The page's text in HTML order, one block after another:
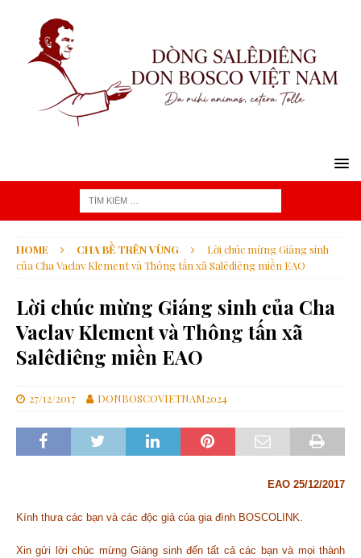
HOME CHA BỀ TRÊN VÙNG
Lời chúc mừng Giáng sinh
của Cha Vaclav Klement và Thông tấn xã Salêdiêng miền EAO
Lời chúc mừng Giáng sinh của Cha
Vaclav Klement và Thông tấn xã
Salêdiêng miền EAO
27/12/2017 DONBOSCOVIETNAM2024
EAO 25/12/2017
Kính thưa các bạn và các độc giả của gia đình BOSCOLINK.
Xin gửi lời chúc mừng Giáng sinh đến tất cả các bạn và mọi thành